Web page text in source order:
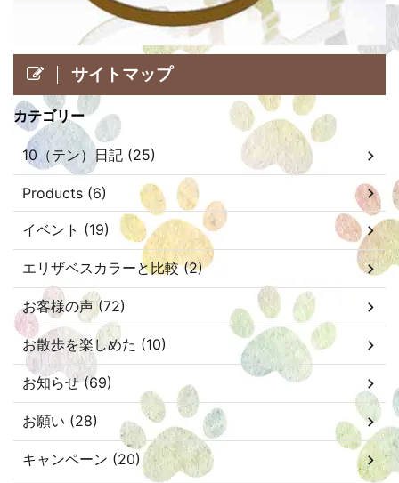
サイトマップ
カテゴリー
10（テン）日記 (25)
Products (6)
イベント (19)
エリザベスカラーと比較 (2)
お客様の声 (72)
お散歩を楽しめた (10)
お知らせ (69)
お願い (28)
キャンペーン (20)